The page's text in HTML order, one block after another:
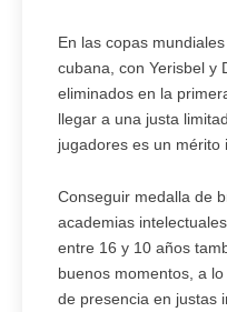
En las copas
cubana, con Yerisbel y
eliminados en la
llegar a una justa
jugadores es un mérito
Conseguir medalla de
academias
entre 16 y 10 años
buenos momentos, a
de presencia en justas